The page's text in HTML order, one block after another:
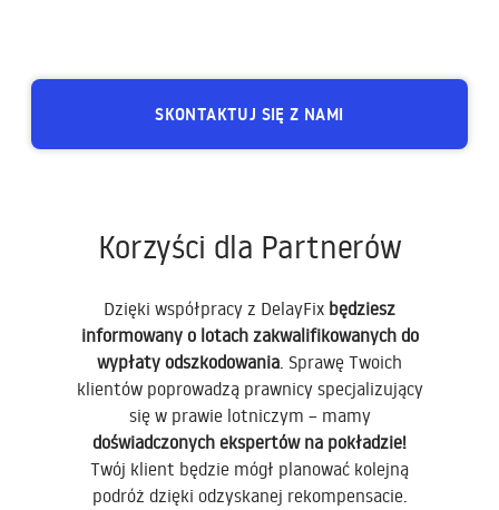
SKONTAKTUJ SIĘ Z NAMI
Korzyści dla Partnerów
Dzięki współpracy z DelayFix będziesz
informowany o lotach zakwalifikowanych do
wypłaty odszkodowania. Sprawę Twoich
klientów poprowadzą prawnicy specjalizujący
się w prawie lotniczym – mamy
doświadczonych ekspertów na pokładzie!
Twój klient będzie mógł planować kolejną
podróż dzięki odzyskanej rekompensacie.